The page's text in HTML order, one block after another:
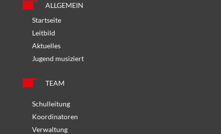
ALLGEMEIN
Startseite
Leitbild
Aktuelles
Jugend musiziert
TEAM
Schulleitung
Koordinatoren
Verwaltung